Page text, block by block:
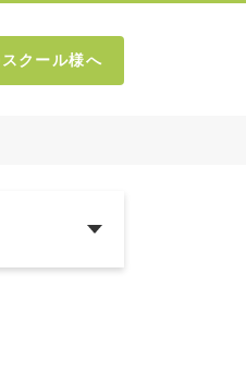
クール様へ